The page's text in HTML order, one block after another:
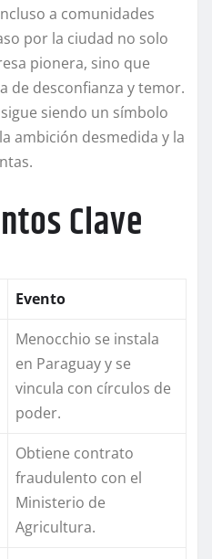
a comunidades
por la ciudad no solo
pionera, sino que
de desconfianza y temor.
siendo un símbolo
ambición desmedida y la
Clave
Evento
Menocchio se instala
en Paraguay y se
vincula con círculos de
poder.
Obtiene contrato
fraudulento con el
Ministerio de
Agricultura.